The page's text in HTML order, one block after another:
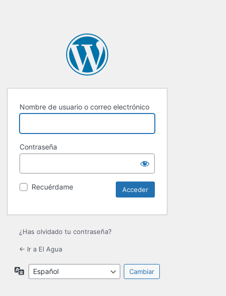
Nombre de usuario o correo electrónico
Contraseña
Recuérdame
¿Has olvidado tu contraseña?
← Ir a El Agua
Idioma